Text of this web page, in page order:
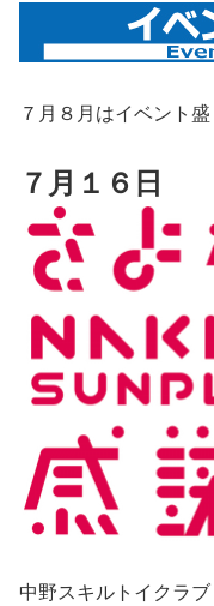
７月８月はイベント盛
７月１６日
中野スキルトイクラ